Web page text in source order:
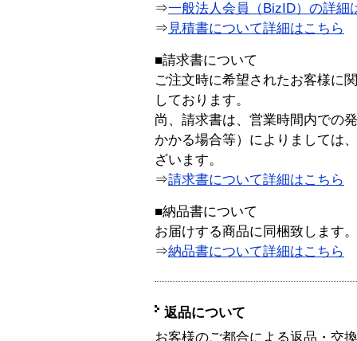
⇒一般法人会員（BizID）の詳細
⇒ 見積書について詳細はこちら
■請求書について
ご注文時に希望されたお客様に
しております。
尚、請求書は、営業時間内での
かかる場合等）によりましては
ざいます。
⇒請求書について詳細はこちら
■納品書について
お届けする商品に同梱致します。
⇒納品書について詳細はこちら
返品について
お客様のご都合による返品・交